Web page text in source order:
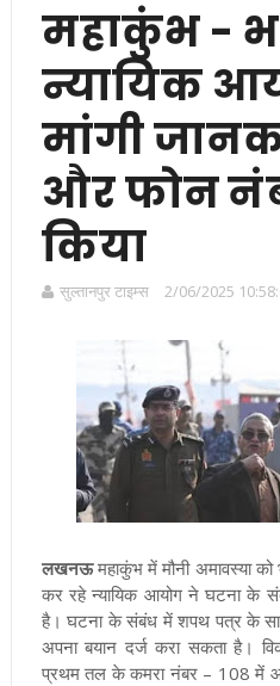
महाकुंभ -
न्यायिक
मांगी
और फोन
किया
सुल्तानपुर टाइम्स 2/06/2025
लखनऊमहाकुंभ में मौनी अमावस्या
कर रहे न्यायिक आयोग ने घटना के
है। घटना के संबंध में शपथ पत्र के
अपना बयान दर्ज करा सकता है।
प्रथम तल के कमरा नंबर – 108 में